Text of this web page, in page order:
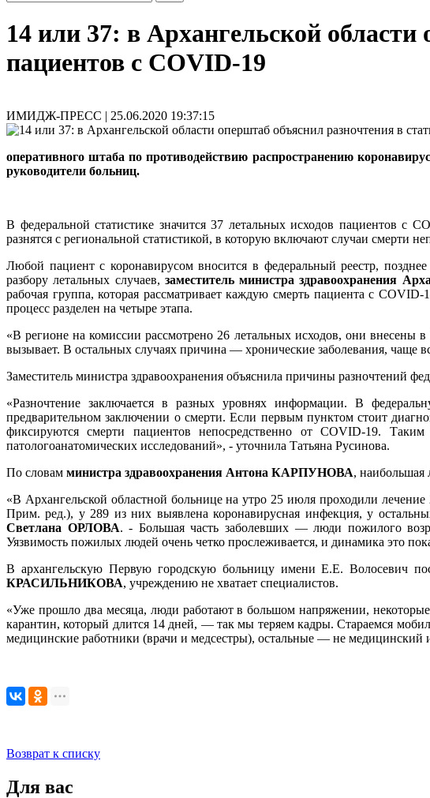
14 или 37: в Архангельской области
пациентов с COVID-19
ИМИДЖ-ПРЕСС | 25.06.2020 19:37:15
оперативного штаба по противодействию распространению
руководители больниц.
В федеральной статистике значится 37 летальных исходов пациентов с
разнятся с региональной статистикой, в которую включают случаи смерти
Любой пациент с коронавирусом вносится в федеральный реестр,
разбору летальных случаев, заместитель министра здравоохранения
рабочая группа, которая рассматривает каждую смерть пациента с
процесс разделен на четыре этапа.
«В регионе на комиссии рассмотрено 26 летальных исходов, они внесены
вызывает. В остальных случаях причина — хронические заболевания, чаще
Заместитель министра здравоохранения объяснила причины разночтений
«Разночтение заключается в разных уровнях информации. В
предварительном заключении о смерти. Если первым пунктом стоит
фиксируются смерти пациентов непосредственно от COVID-19.
патологоанатомических исследований», - уточнила Татьяна Русинова.
По словам министра здравоохранения Антона КАРПУНОВА, наибольшая
«В Архангельской областной больнице на утро 25 июля проходили
Прим. ред.), у 289 из них выявлена коронавирусная инфекция, у
Светлана ОРЛОВА. - Большая часть заболевших — люди пожилого
Уязвимость пожилых людей очень четко прослеживается, и динамика это
В архангельскую Первую городскую больницу имени Е.Е. Волосевич
КРАСИЛЬНИКОВА, учреждению не хватает специалистов.
«Уже прошло два месяца, люди работают в большом напряжении,
карантин, который длится 14 дней, — так мы теряем кадры. Стараемся
медицинские работники (врачи и медсестры), остальные — не
Возврат к списку
Для вас